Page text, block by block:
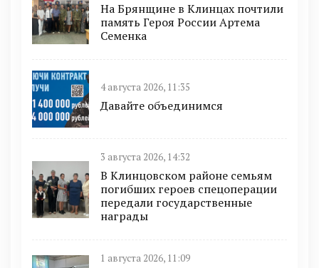
На Брянщине в Клинцах почтили
память Героя России Артема
Семенка
4 августа 2026, 11:35
Давайте объединимся
3 августа 2026, 14:32
В Клинцовском районе семьям
погибших героев спецоперации
передали государственные
награды
1 августа 2026, 11:09